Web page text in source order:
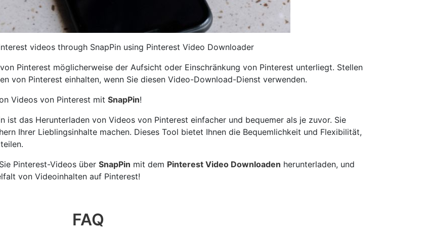
videos through SnapPin using Pinterest Video Downloader
Pinterest möglicherweise der Aufsicht oder Einschränkung von Pinterest unterliegt. Stellen
von Pinterest einhalten, wenn Sie diesen Video-Download-Dienst verwenden.
Videos von Pinterest mit SnapPin!
ist das Herunterladen von Videos von Pinterest einfacher und bequemer als je zuvor. Sie
Ihrer Lieblingsinhalte machen. Dieses Tool bietet Ihnen die Bequemlichkeit und Flexibilität,
Pinterest-Videos über SnapPin mit dem Pinterest Video Downloaden herunterladen, und
von Videoinhalten auf Pinterest!
FAQ